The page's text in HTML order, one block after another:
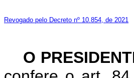
Revogado pelo Decreto nº 10.854, de 2021
O